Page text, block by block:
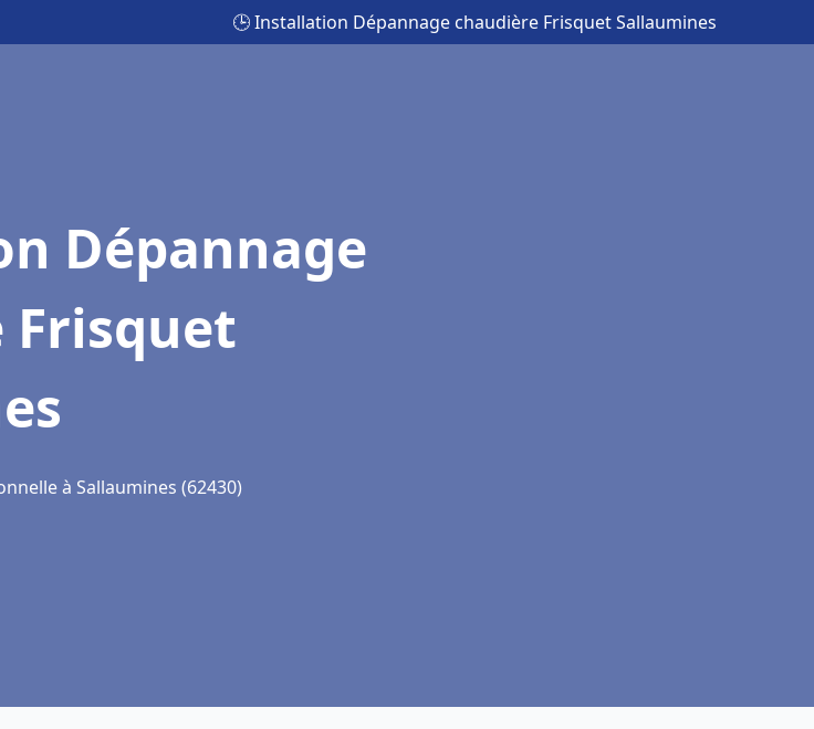
🕒 Installation Dépannage chaudière Frisquet Sallaumines
Dépannage
Frisquet
à Sallaumines (62430)